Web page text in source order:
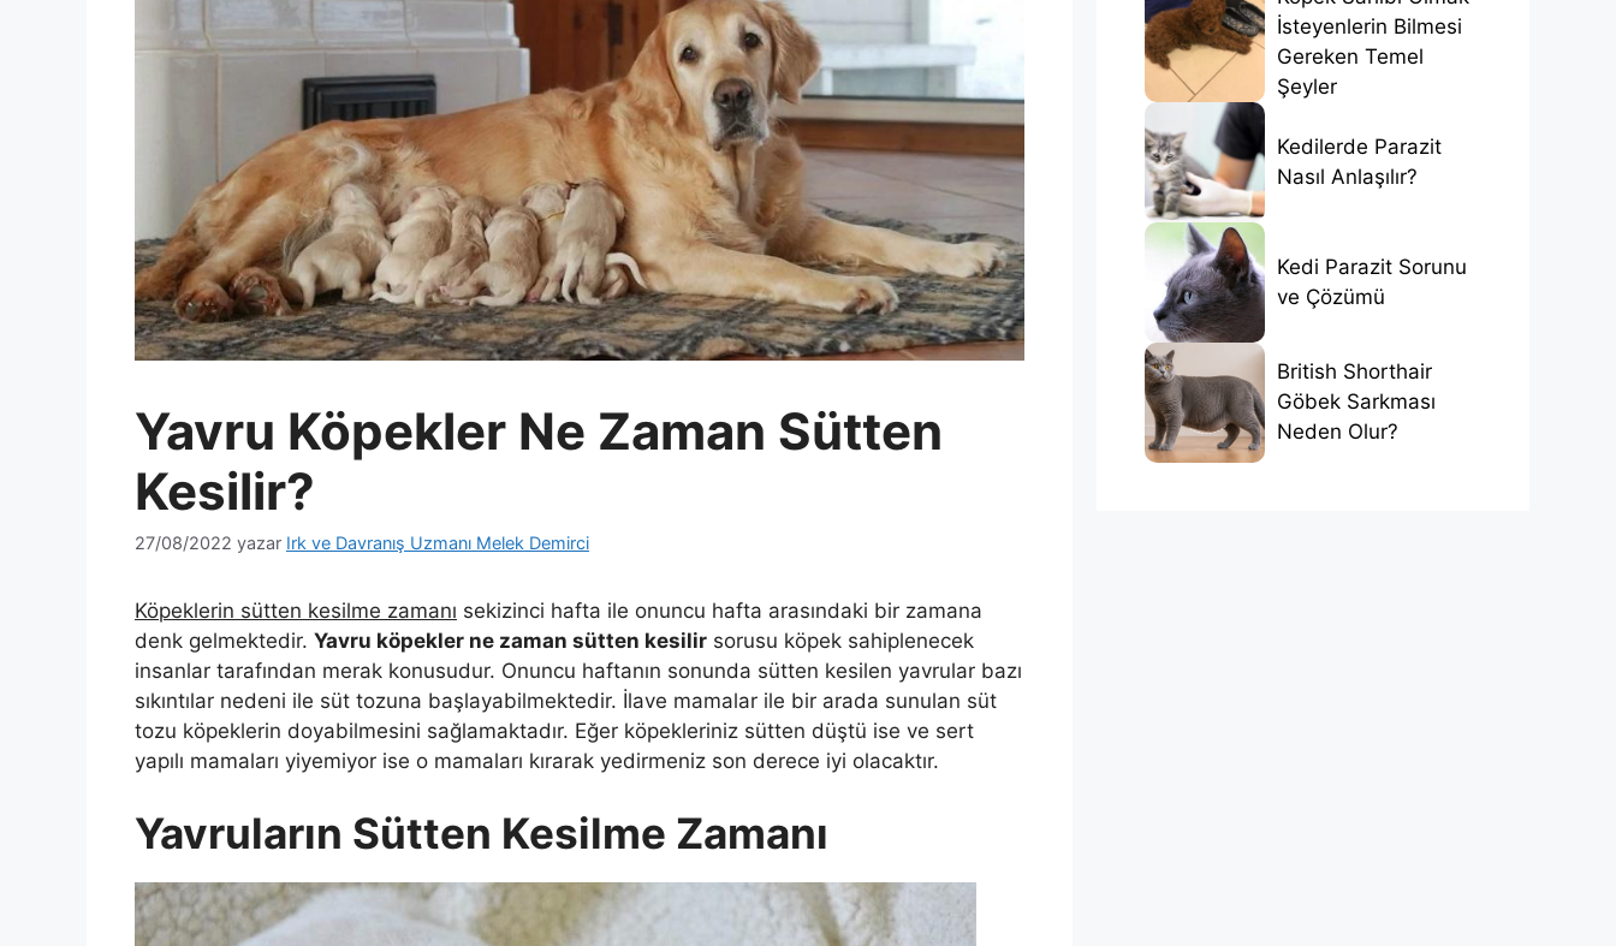
Yavru Köpekler Ne Zaman Sütten
Kesilir?
27/08/2022 yazar Irk ve Davranış Uzmanı Melek Demirci
Köpeklerin sütten kesilme zamanı sekizinci hafta ile onuncu hafta arasındaki bir zamana
denk gelmektedir. Yavru köpekler ne zaman sütten kesilir sorusu köpek sahiplenecek
insanlar tarafından merak konusudur. Onuncu haftanın sonunda sütten kesilen yavrular bazı
sıkıntılar nedeni ile süt tozuna başlayabilmektedir. İlave mamalar ile bir arada sunulan süt
tozu köpeklerin doyabilmesini sağlamaktadır. Eğer köpekleriniz sütten düştü ise ve sert
yapılı mamaları yiyemiyor ise o mamaları kırarak yedirmeniz son derece iyi olacaktır.
Yavruların Sütten Kesilme Zamanı
İsteyenlerin Bilmesi
Gereken Temel
Şeyler
Kedilerde Parazit
Nasıl Anlaşılır?
Kedi Parazit Sorunu
ve Çözümü
British Shorthair
Göbek Sarkması
Neden Olur?